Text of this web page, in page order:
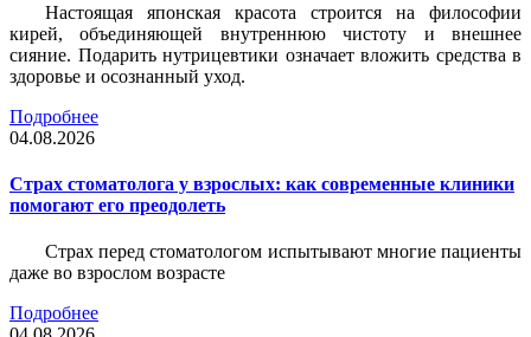
Настоящая японская красота строится на философии
кирей, объединяющей внутреннюю чистоту и внешнее
сияние. Подарить нутрицевтики означает вложить средства в
здоровье и осознанный уход.
Подробнее
04.08.2026
Страх стоматолога у взрослых: как современные клиники
помогают его преодолеть
Страх перед стоматологом испытывают многие пациенты
даже во взрослом возрасте
Подробнее